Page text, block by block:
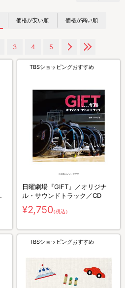
価格が安い順 価格が高い順
3 4 5
TBSショッピングおすすめ
日曜劇場『GIFT』／オリジナ
ル・サウンドトラック／CD
¥2,750（税込）
TBSショッピングおすすめ